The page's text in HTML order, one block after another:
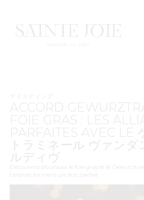
テイスティング
ACCORD
FOIE GRAS : LES
PARFAITES AVEC LE
トラミネール ヴァンダ
ルディヴ
Découvrez pourquoi le foie gras et le
tardives forment un duo parfait.